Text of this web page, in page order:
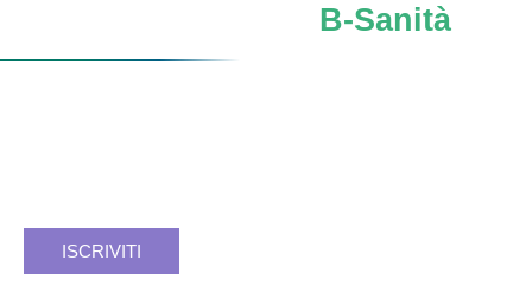
B-Sanità
ISCRIVITI